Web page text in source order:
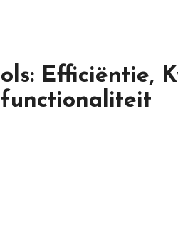
Efficiëntie,